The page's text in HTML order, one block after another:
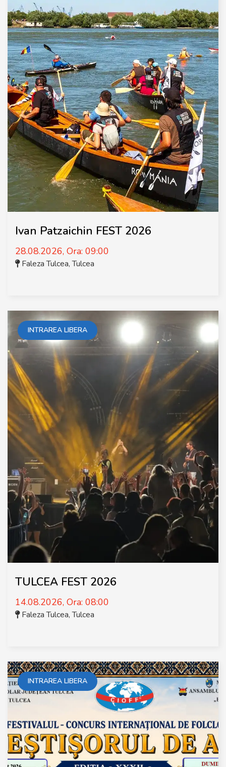
Ivan Patzaichin FEST 2026
28.08.2026, Ora: 09:00
Faleza Tulcea,Tulcea
INTRAREA LIBERA
TULCEA FEST 2026
14.08.2026, Ora: 08:00
Faleza Tulcea,Tulcea
INTRAREA LIBERA